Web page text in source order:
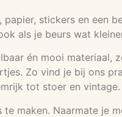
stickers en een
als je beurs wat
én mooi materiaal,
Zo vind je bij ons
tot stoer en vintage.
maken. Naarmate je